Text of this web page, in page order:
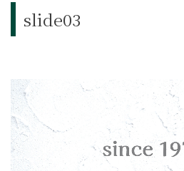
slide03